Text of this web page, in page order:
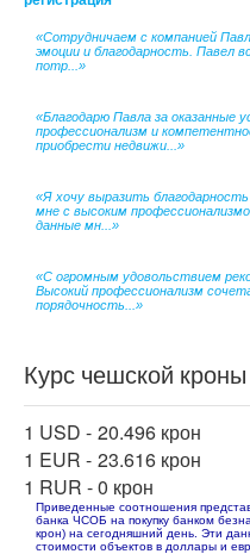
«Сотрудничаем с компанией
эмоции и благодарность. Павел
потр...»
«Благодарю Павла за оказанные
профессионализм и
приобрести недвижи...»
«Я хочу выразить
мне с высоким
данные мн...»
«С огромным удовольствием
Высокий профессионализм
порядочность...»
Курс чешской кроны
1 USD - 20.496 крон
1 EUR - 23.616 крон
1 RUR -0 крон
Приведенные соотношения
банка ЧСОБ на покупку банком
крон) на сегодняшний день. Эти
стоимости объектов в доллары и